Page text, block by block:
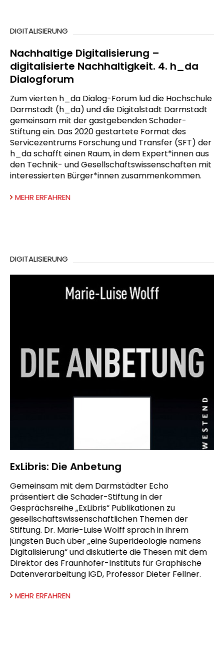
DIGITALISIERUNG
Nachhaltige Digitalisierung –
digitalisierte Nachhaltigkeit. 4. h_da
Dialogforum
Zum vierten h_da Dialog-Forum lud die Hochschule
Darmstadt (h_da) und die Digitalstadt Darmstadt
gemeinsam mit der gastgebenden Schader-
Stiftung ein. Das 2020 gestartete Format des
Servicezentrums Forschung und Transfer (SFT) der
h_da schafft einen Raum, in dem Expert*innen aus
den Technik- und Gesellschaftswissenschaften mit
interessierten Bürger*innen zusammenkommen.
MEHR ERFAHREN
DIGITALISIERUNG
ExLibris: Die Anbetung
Gemeinsam mit dem Darmstädter Echo
präsentiert die Schader-Stiftung in der
Gesprächsreihe „ExLibris“ Publikationen zu
gesellschaftswissenschaftlichen Themen der
Stiftung. Dr. Marie-Luise Wolff sprach in ihrem
jüngsten Buch über „eine Superideologie namens
Digitalisierung“ und diskutierte die Thesen mit dem
Direktor des Fraunhofer-Instituts für Graphische
Datenverarbeitung IGD, Professor Dieter Fellner.
MEHR ERFAHREN